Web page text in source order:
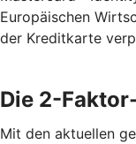
Europäischen
der Kreditkarte
Die 2-
Mit den aktuellen